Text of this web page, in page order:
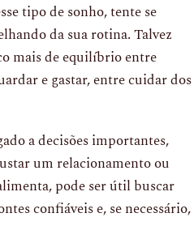
tipo de sonho, tente se
da sua rotina. Talvez
mais de equilíbrio entre
e gastar, entre cuidar dos
a decisões importantes,
um relacionamento ou
pode ser útil buscar
confiáveis e, se necessário,